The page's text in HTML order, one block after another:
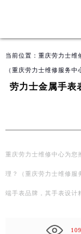
当前位置： 重庆劳力士维
（重庆劳力士维修服务中
劳力士金属手表
重庆劳力士维修中心为您
理？（重庆劳力士维修服
端手表品牌，其手表设计